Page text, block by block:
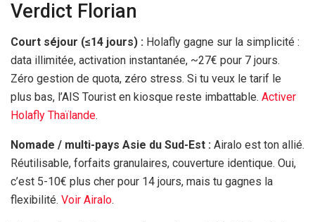
Verdict Florian
Court séjour (≤14 jours) : Holafly gagne sur la simplicité :
data illimitée, activation instantanée, ~27€ pour 7 jours.
Zéro gestion de quota, zéro stress. Si tu veux le tarif le
plus bas, l’AIS Tourist en kiosque reste imbattable. Activer
Holafly Thaïlande.
Nomade / multi-pays Asie du Sud-Est : Airalo est ton allié.
Réutilisable, forfaits granulaires, couverture identique. Oui,
c’est 5-10€ plus cher pour 14 jours, mais tu gagnes la
flexibilité. Voir Airalo.